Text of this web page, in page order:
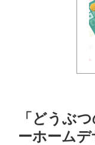
「どうぶ
ーホーム